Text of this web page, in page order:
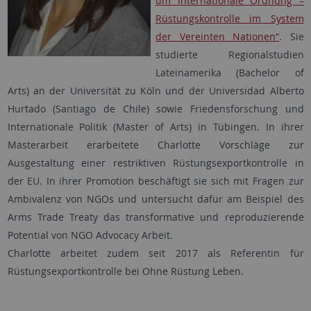
Rüstungskontrolle im System
der Vereinten Nationen“. Sie
studierte Regionalstudien
Lateinamerika (Bachelor of
Arts) an der Universität zu Köln und der Universidad Alberto
Hurtado (Santiago de Chile) sowie Friedensforschung und
Internationale Politik (Master of Arts) in Tübingen. In ihrer
Masterarbeit erarbeitete Charlotte Vorschläge zur
Ausgestaltung einer restriktiven Rüstungsexportkontrolle in
der EU. In ihrer Promotion beschäftigt sie sich mit Fragen zur
Ambivalenz von NGOs und untersucht dafür am Beispiel des
Arms Trade Treaty das transformative und reproduzierende
Potential von NGO Advocacy Arbeit.
Charlotte arbeitet zudem seit 2017 als Referentin für
Rüstungsexportkontrolle bei Ohne Rüstung Leben.